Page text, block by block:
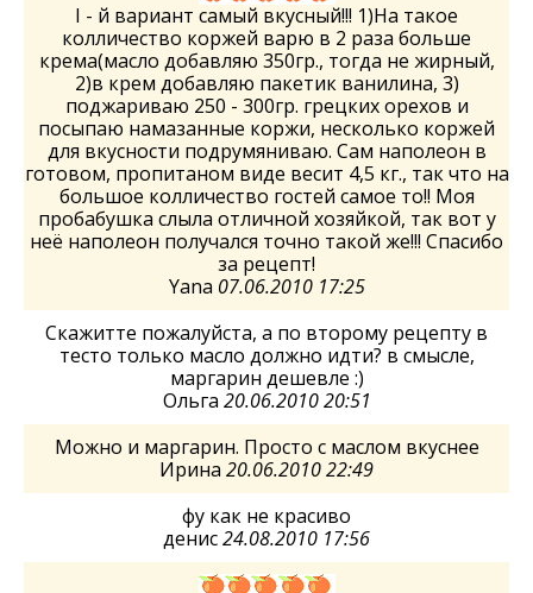
I - й вариант самый вкусный!!! 1)На такое
колличество коржей варю в 2 раза больше
крема(масло добавляю 350гр., тогда не жирный,
2)в крем добавляю пакетик ванилина, 3)
поджариваю 250 - 300гр. грецких орехов и
посыпаю намазанные коржи, несколько коржей
для вкусности подрумяниваю. Сам наполеон в
готовом, пропитаном виде весит 4,5 кг., так что на
большое колличество гостей самое то!! Моя
пробабушка слыла отличной хозяйкой, так вот у
неё наполеон получался точно такой же!!! Спасибо
за рецепт!
Yana 07.06.2010 17:25
Скажитте пожалуйста, а по второму рецепту в
тесто только масло должно идти? в смысле,
маргарин дешевле :)
Ольга 20.06.2010 20:51
Можно и маргарин. Просто с маслом вкуснее
Ирина 20.06.2010 22:49
фу как не красиво
денис24.08.2010 17:56